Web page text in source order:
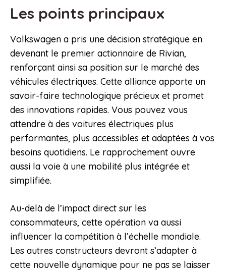
Les points principaux
Volkswagen a pris une décision stratégique en
devenant le premier actionnaire de Rivian,
renforçant ainsi sa position sur le marché des
véhicules électriques. Cette alliance apporte un
savoir-faire technologique précieux et promet
des innovations rapides. Vous pouvez vous
attendre à des voitures électriques plus
performantes, plus accessibles et adaptées à vos
besoins quotidiens. Le rapprochement ouvre
aussi la voie à une mobilité plus intégrée et
simplifiée.
Au-delà de l’impact direct sur les
consommateurs, cette opération va aussi
influencer la compétition à l’échelle mondiale.
Les autres constructeurs devront s’adapter à
cette nouvelle dynamique pour ne pas se laisser